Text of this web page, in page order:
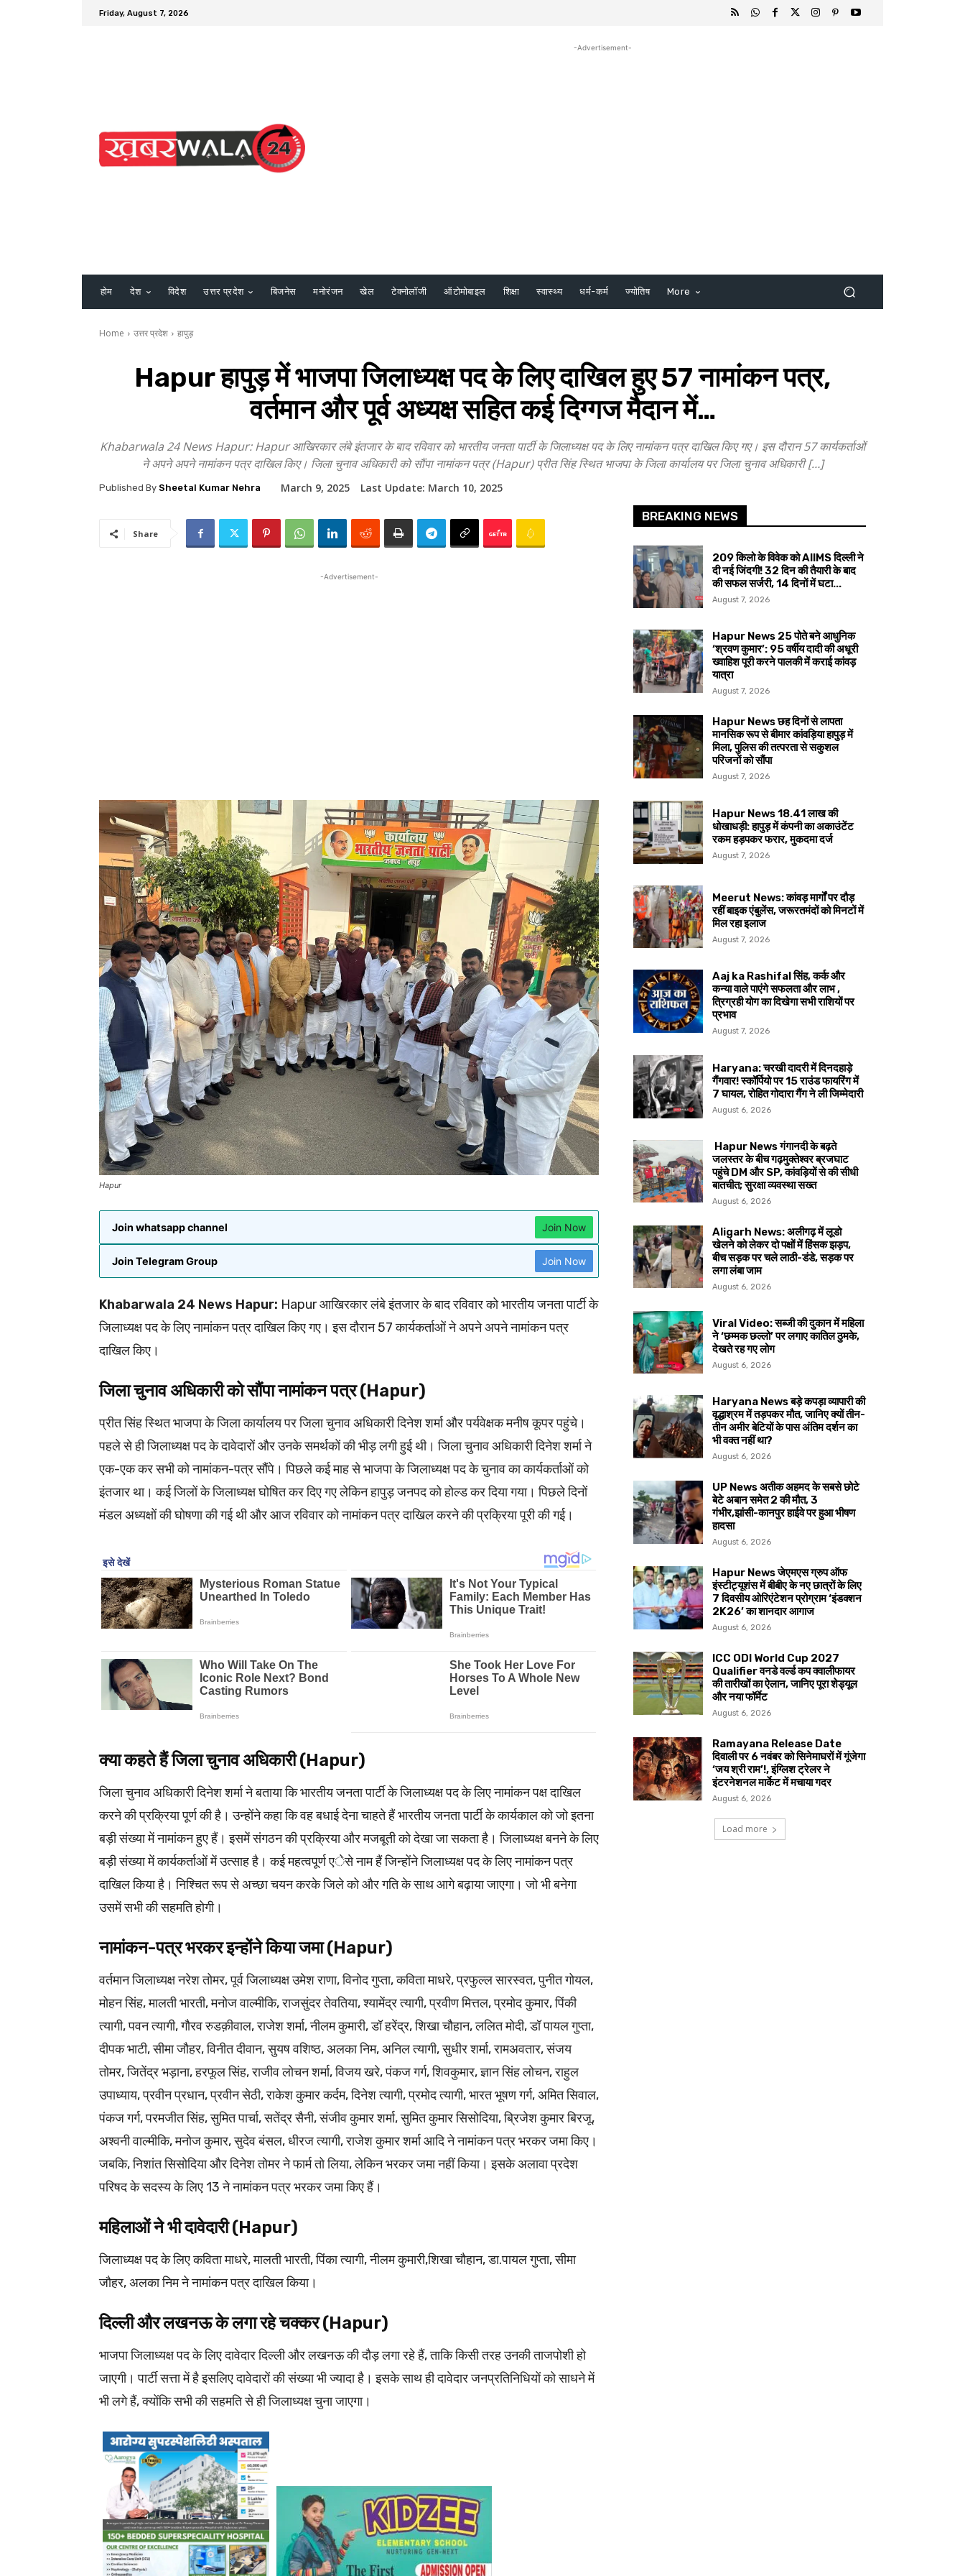
Friday, August 7, 2026
-Advertisement-
होम देश विदेश उत्तर प्रदेश बिजनेस मनोरंजन खेल टेक्नोलॉजी ऑटोमोबाइल शिक्षा स्वास्थ्य धर्म-कर्म ज्योतिष More
Home उत्तर प्रदेश हापुड़
Hapur हापुड़ में भाजपा जिलाध्यक्ष पद के लिए दाखिल हुए 57 नामांकन पत्र,
वर्तमान और पूर्व अध्यक्ष सहित कई दिग्गज मैदान में…
Khabarwala 24 News Hapur: Hapur आखिरकार लंबे इंतजार के बाद रविवार को भारतीय जनता पार्टी के जिलाध्यक्ष पद के लिए नामांकन पत्र दाखिल किए गए। इस दौरान 57 कार्यकर्ताओं
ने अपने अपने नामांकन पत्र दाखिल किए। जिला चुनाव अधिकारी को सौंपा नामांकन पत्र (Hapur) प्रीत सिंह स्थित भाजपा के जिला कार्यालय पर जिला चुनाव अधिकारी […]
Published By Sheetal Kumar Nehra March 9, 2025 Last Update: March 10, 2025
Share
-Advertisement-
Hapur
Join whatsapp channel Join Now
Join Telegram Group Join Now
Khabarwala 24 News Hapur: Hapur आखिरकार लंबे इंतजार के बाद रविवार को भारतीय जनता पार्टी के
जिलाध्यक्ष पद के लिए नामांकन पत्र दाखिल किए गए। इस दौरान 57 कार्यकर्ताओं ने अपने अपने नामांकन पत्र
दाखिल किए।
जिला चुनाव अधिकारी को सौंपा नामांकन पत्र (Hapur)
प्रीत सिंह स्थित भाजपा के जिला कार्यालय पर जिला चुनाव अधिकारी दिनेश शर्मा और पर्यवेक्षक मनीष कूपर पहुंचे।
पहले से ही जिलाध्यक्ष पद के दावेदारों और उनके समर्थकों की भीड़ लगी हुई थी। जिला चुनाव अधिकारी दिनेश शर्मा ने
एक-एक कर सभी को नामांकन-पत्र सौंपे। पिछले कई माह से भाजपा के जिलाध्यक्ष पद के चुनाव का कार्यकर्ताओं को
इंतजार था। कई जिलों के जिलाध्यक्ष घोषित कर दिए गए लेकिन हापुड़ जनपद को होल्ड कर दिया गया। पिछले दिनों
मंडल अध्यक्षों की घोषणा की गई थी और आज रविवार को नामांकन पत्र दाखिल करने की प्रक्रिया पूरी की गई।
क्या कहते हैं जिला चुनाव अधिकारी (Hapur)
जिला चुनाव अधिकारी दिनेश शर्मा ने बताया कि भारतीय जनता पार्टी के जिलाध्यक्ष पद के लिए नामांकन पक्ष दाखिल
करने की प्रक्रिया पूर्ण की है। उन्होंने कहा कि वह बधाई देना चाहते हैं भारतीय जनता पार्टी के कार्यकाल को जो इतना
बड़ी संख्या में नामांकन हुए हैं। इसमें संगठन की प्रक्रिया और मजबूती को देखा जा सकता है। जिलाध्यक्ष बनने के लिए
बड़ी संख्या में कार्यकर्ताओं में उत्साह है। कई महत्वपूर्ण एेसे नाम हैं जिन्होंने जिलाध्यक्ष पद के लिए नामांकन पत्र
दाखिल किया है। निश्चित रूप से अच्छा चयन करके जिले को और गति के साथ आगे बढ़ाया जाएगा। जो भी बनेगा
उसमें सभी की सहमति होगी।
नामांकन-पत्र भरकर इन्होंने किया जमा (Hapur)
वर्तमान जिलाध्यक्ष नरेश तोमर, पूर्व जिलाध्यक्ष उमेश राणा, विनोद गुप्ता, कविता माधरे, प्रफुल्ल सारस्वत, पुनीत गोयल,
मोहन सिंह, मालती भारती, मनोज वाल्मीकि, राजसुंदर तेवतिया, श्यामेंद्र त्यागी, प्रवीण मित्तल, प्रमोद कुमार, पिंकी
त्यागी, पवन त्यागी, गौरव रुडक़ीवाल, राजेश शर्मा, नीलम कुमारी, डॉ हरेंद्र, शिखा चौहान, ललित मोदी, डॉ पायल गुप्ता,
दीपक भाटी, सीमा जौहर, विनीत दीवान, सुयष वशिष्ठ, अलका निम, अनिल त्यागी, सुधीर शर्मा, रामअवतार, संजय
तोमर, जितेंद्र भड़ाना, हरफूल सिंह, राजीव लोचन शर्मा, विजय खरे, पंकज गर्ग, शिवकुमार, ज्ञान सिंह लोचन, राहुल
उपाध्याय, प्रवीन प्रधान, प्रवीन सेठी, राकेश कुमार कर्दम, दिनेश त्यागी, प्रमोद त्यागी, भारत भूषण गर्ग, अमित सिवाल,
पंकज गर्ग, परमजीत सिंह, सुमित पार्चा, सतेंद्र सैनी, संजीव कुमार शर्मा, सुमित कुमार सिसोदिया, ब्रिजेश कुमार बिरजू,
अश्वनी वाल्मीकि, मनोज कुमार, सुदेव बंसल, धीरज त्यागी, राजेश कुमार शर्मा आदि ने नामांकन पत्र भरकर जमा किए।
जबकि, निशांत सिसोदिया और दिनेश तोमर ने फार्म तो लिया, लेकिन भरकर जमा नहीं किया। इसके अलावा प्रदेश
परिषद के सदस्य के लिए 13 ने नामांकन पत्र भरकर जमा किए हैं।
महिलाओं ने भी दावेदारी (Hapur)
जिलाध्यक्ष पद के लिए कविता माधरे, मालती भारती, पिंका त्यागी, नीलम कुमारी,शिखा चौहान, डा.पायल गुप्ता, सीमा
जौहर, अलका निम ने नामांकन पत्र दाखिल किया।
दिल्ली और लखनऊ के लगा रहे चक्कर (Hapur)
भाजपा जिलाध्यक्ष पद के लिए दावेदार दिल्ली और लखनऊ की दौड़ लगा रहे हैं, ताकि किसी तरह उनकी ताजपोशी हो
जाएगी। पार्टी सत्ता में है इसलिए दावेदारों की संख्या भी ज्यादा है। इसके साथ ही दावेदार जनप्रतिनिधियों को साधने में
भी लगे हैं, क्योंकि सभी की सहमति से ही जिलाध्यक्ष चुना जाएगा।
BREAKING NEWS
209 किलो के विवेक को AIIMS दिल्ली ने
दी नई जिंदगी! 32 दिन की तैयारी के बाद
की सफल सर्जरी, 14 दिनों में घटा...
August 7, 2026
Hapur News 25 पोते बने आधुनिक
‘श्रवण कुमार’: 95 वर्षीय दादी की अधूरी
ख्वाहिश पूरी करने पालकी में कराई कांवड़
यात्रा
August 7, 2026
Hapur News छह दिनों से लापता
मानसिक रूप से बीमार कांवड़िया हापुड़ में
मिला, पुलिस की तत्परता से सकुशल
परिजनों को सौंपा
August 7, 2026
Hapur News 18.41 लाख की
धोखाधड़ी: हापुड़ में कंपनी का अकाउंटेंट
रकम हड़पकर फरार, मुकदमा दर्ज
August 7, 2026
Meerut News: कांवड़ मार्गों पर दौड़
रहीं बाइक एंबुलेंस, जरूरतमंदों को मिनटों में
मिल रहा इलाज
August 7, 2026
Aaj ka Rashifal सिंह, कर्क और
कन्या वाले पाएंगे सफलता और लाभ ,
त्रिग्रही योग का दिखेगा सभी राशियों पर
प्रभाव
August 7, 2026
Haryana: चरखी दादरी में दिनदहाड़े
गैंगवार! स्कॉर्पियो पर 15 राउंड फायरिंग में
7 घायल, रोहित गोदारा गैंग ने ली जिम्मेदारी
August 6, 2026
Hapur News गंगानदी के बढ़ते
जलस्तर के बीच गढ़मुक्तेश्वर ब्रजघाट
पहुंचे DM और SP, कांवड़ियों से की सीधी
बातचीत; सुरक्षा व्यवस्था सख्त
August 6, 2026
Aligarh News: अलीगढ़ में लूडो
खेलने को लेकर दो पक्षों में हिंसक झड़प,
बीच सड़क पर चले लाठी-डंडे, सड़क पर
लगा लंबा जाम
August 6, 2026
Viral Video: सब्जी की दुकान में महिला
ने ‘छम्मक छल्लो’ पर लगाए कातिल ठुमके,
देखते रह गए लोग
August 6, 2026
Haryana News बड़े कपड़ा व्यापारी की
वृद्धाश्रम में तड़पकर मौत, जानिए क्यों तीन-
तीन अमीर बेटियों के पास अंतिम दर्शन का
भी वक्त नहीं था?
August 6, 2026
UP News अतीक अहमद के सबसे छोटे
बेटे अबान समेत 2 की मौत, 3
गंभीर,झांसी-कानपुर हाईवे पर हुआ भीषण
हादसा
August 6, 2026
Hapur News जेएमएस ग्रुप ऑफ
इंस्टीट्यूशंस में बीबीए के नए छात्रों के लिए
7 दिवसीय ओरिएंटेशन प्रोग्राम ‘इंडक्शन
2K26’ का शानदार आगाज
August 6, 2026
ICC ODI World Cup 2027
Qualifier वनडे वर्ल्ड कप क्वालीफायर
की तारीखों का ऐलान, जानिए पूरा शेड्यूल
और नया फॉर्मेट
August 6, 2026
Ramayana Release Date
दिवाली पर 6 नवंबर को सिनेमाघरों में गूंजेगा
‘जय श्री राम’!, इंग्लिश ट्रेलर ने
इंटरनेशनल मार्केट में मचाया गदर
August 6, 2026
Load more